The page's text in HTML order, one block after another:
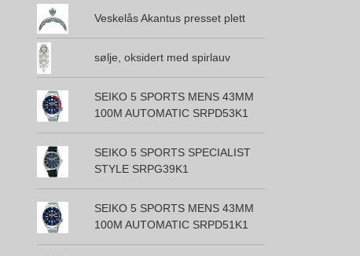
Veskelås Akantus presset plett
sølje, oksidert med spirlauv
SEIKO 5 SPORTS MENS 43MM
100M AUTOMATIC SRPD53K1
SEIKO 5 SPORTS SPECIALIST
STYLE SRPG39K1
SEIKO 5 SPORTS MENS 43MM
100M AUTOMATIC SRPD51K1